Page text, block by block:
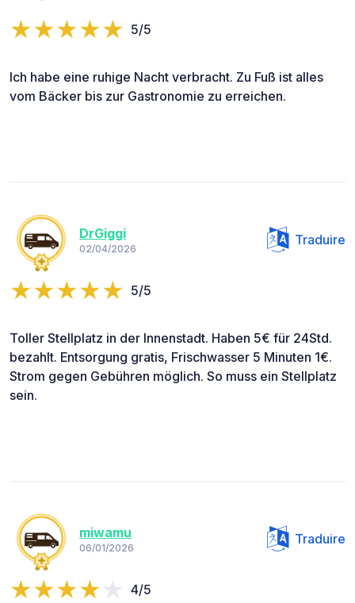
5/5
Ich habe eine ruhige Nacht verbracht. Zu Fuß ist alles
vom Bäcker bis zur Gastronomie zu erreichen.
DrGiggi
02/04/2026
Traduire
5/5
Toller Stellplatz in der Innenstadt. Haben 5€ für 24Std.
bezahlt. Entsorgung gratis, Frischwasser 5 Minuten 1€.
Strom gegen Gebühren möglich. So muss ein Stellplatz
sein.
miwamu
06/01/2026
Traduire
4/5